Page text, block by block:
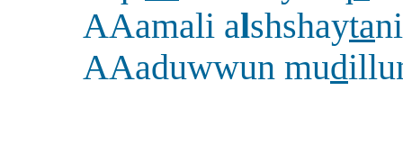
AAamali alshshayta
AAaduwwun mud